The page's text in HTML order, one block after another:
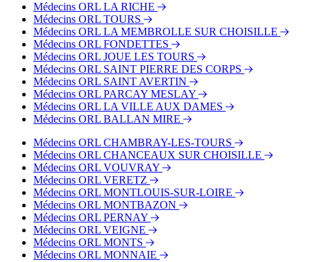
Bus - Boyer
Médecins ORL LA RICHE
Médecins ORL TOURS
Médecins ORL LA MEMBROLLE SUR CHOISILLE
Médecins ORL FONDETTES
Médecins ORL JOUE LES TOURS
Médecins ORL SAINT PIERRE DES CORPS
Médecins ORL SAINT AVERTIN
Médecins ORL PARCAY MESLAY
Médecins ORL LA VILLE AUX DAMES
Médecins ORL BALLAN MIRE
Médecins ORL CHAMBRAY-LES-TOURS
Médecins ORL CHANCEAUX SUR CHOISILLE
Médecins ORL VOUVRAY
Médecins ORL VERETZ
Médecins ORL MONTLOUIS-SUR-LOIRE
Médecins ORL MONTBAZON
Médecins ORL PERNAY
Médecins ORL VEIGNE
Médecins ORL MONTS
Médecins ORL MONNAIE